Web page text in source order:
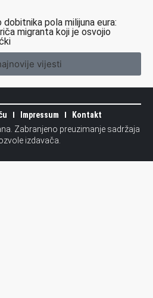
dobitnika pola milijuna eura:
migranta koji je osvojio
vijesti
Impressum
Kontakt
Zabranjeno preuzimanje sadržaja
izdavača.